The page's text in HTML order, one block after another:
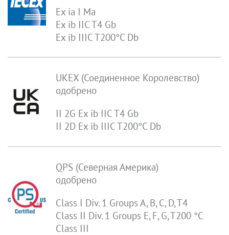
Ex ia I Ma
Ex ib IIC T4 Gb
Ex ib IIIC T200°C Db
UKEX (Соединенное Королевство)
одобрено
II 2G Ex ib IIC T4 Gb
II 2D Ex ib IIIC T200°C Db
QPS (Северная Америка)
одобрено
Class I Div. 1 Groups A, B, C, D, T4
Class II Div. 1 Groups E, F, G, T200 °C
Class III